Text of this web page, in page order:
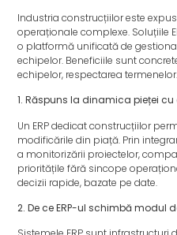
Industria construcțiilor este
operaționale complexe. Soluțiile
o platformă unificată de
echipelor. Beneficiile sunt
echipelor, respectarea termenelor.
1. Răspuns la dinamica pieței cu
Un ERP dedicat construcțiilor
modificările din piață. Prin
a monitorizării proiectelor,
prioritățile fără sincope
decizii rapide, bazate pe date.
2. De ce ERP-ul schimbă modul